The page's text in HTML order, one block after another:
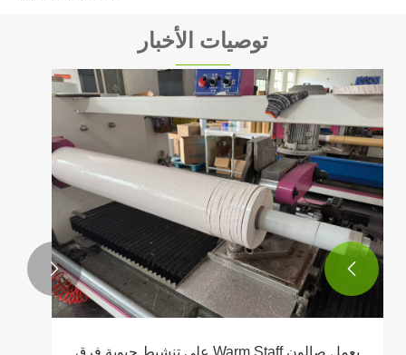
توصيات الأخبار
تم شحن 40.000 لفة من الأشرطة عالية الجودة
مباشرةً إلى اليابان: تم تسليم الطلب الخارجي
بنجاح
عرض المزيد >>

